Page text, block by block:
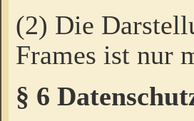
(2) Die
Frames ist nur
§ 6